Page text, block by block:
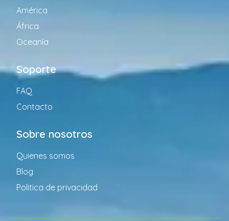
América
África
Oceanía
Soporte
FAQ
Contacto
Sobre nosotros
Quienes somos
Blog
Politica de privacidad